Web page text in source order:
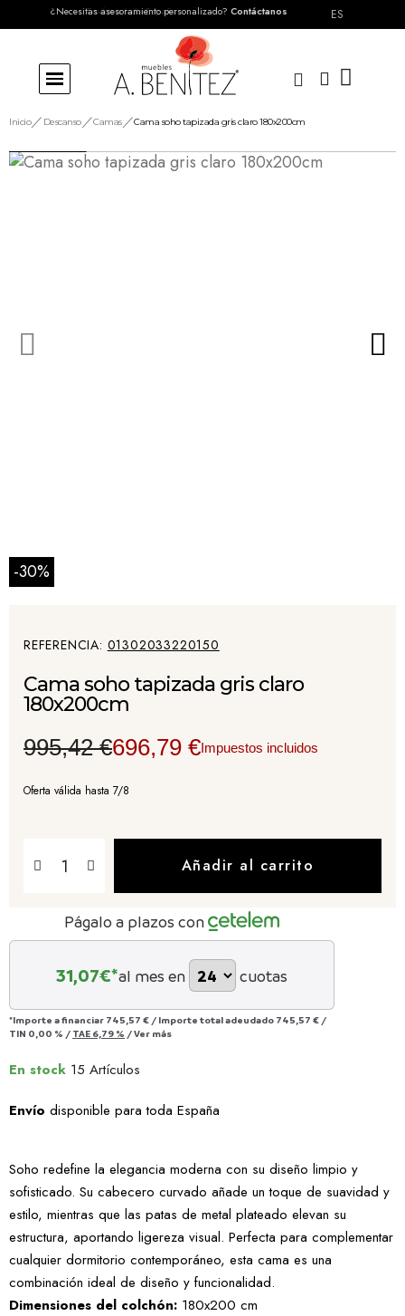
¿Necesitas asesoramiento personalizado?Contáctanos
Envíos a toda España ES
Inicio Descanso Camas Cama soho tapizada gris claro 180x200cm
-30%
REFERENCIA 01302033220150
Cama soho tapizada gris claro
180x200cm
995,42 €696,79 €Impuestos incluidos
Oferta válida hasta 7/8
Añadir al carrito
Págalo a plazos con
31,07€*al mes en cuotas
*Importe a financiar 745,57 € / Importe total adeudado 745,57 € /
TIN 0,00 % / TAE 6,79 % /Ver más
En stock 15 Artículos
Envío disponible para toda España
Soho redefine la elegancia moderna con su diseño limpio y
sofisticado. Su cabecero curvado añade un toque de suavidad y
estilo, mientras que las patas de metal plateado elevan su
estructura, aportando ligereza visual. Perfecta para complementar
cualquier dormitorio contemporáneo, esta cama es una
combinación ideal de diseño y funcionalidad.
Dimensiones del colchón: 180x200 cm